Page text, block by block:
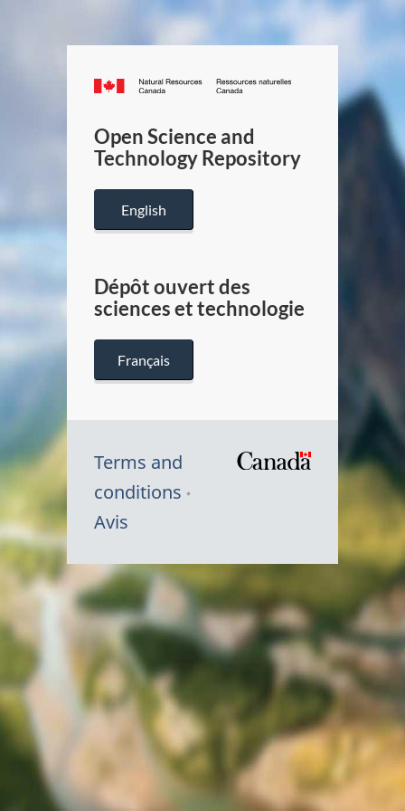
Canada.ca
/
Canada
Open Science and
Technology Repository
English
Dépôt ouvert des
sciences et technologie
Français
Terms and
conditions
Avis
Canada